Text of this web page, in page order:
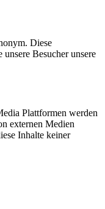
Diese
Besucher unsere
Plattformen werden
externen Medien
Inhalte keiner